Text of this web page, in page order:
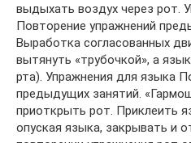
выдыхать воздух через рот.
Повторение упражнений
Выработка согласованных
вытянуть «трубочкой», а
рта). Упражнения для языка
предыдущих занятий.
приоткрыть рот. Приклеить
опуская языка, закрывать и